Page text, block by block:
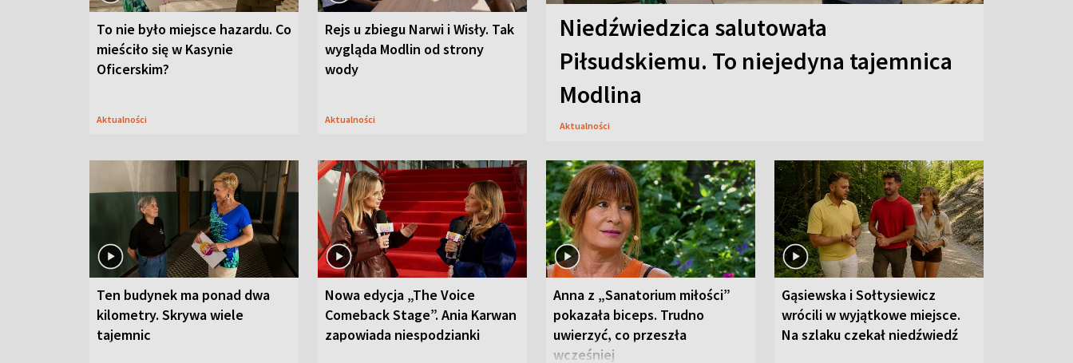
To nie było miejsce hazardu. Co
mieściło się w Kasynie
Oficerskim?
Aktualności
Rejs u zbiegu Narwi i Wisły. Tak
wygląda Modlin od strony
wody
Aktualności
Niedźwiedzica salutowała
Piłsudskiemu. To niejedyna tajemnica
Modlina
Aktualności
Ten budynek ma ponad dwa
kilometry. Skrywa wiele
tajemnic
Nowa edycja „The Voice
Comeback Stage”. Ania Karwan
zapowiada niespodzianki
Anna z „Sanatorium miłości”
pokazała biceps. Trudno
uwierzyć, co przeszła
wcześniej
Gąsiewska i Sołtysiewicz
wrócili w wyjątkowe miejsce.
Na szlaku czekał niedźwiedź